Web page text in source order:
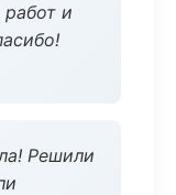
работ и
Решили